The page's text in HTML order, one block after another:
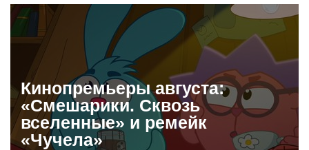
Кинопремьеры августа:
«Смешарики. Сквозь
вселенные» и ремейк
«Чучела»